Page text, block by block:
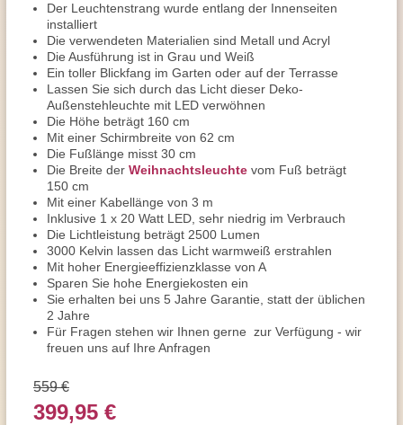
Der Leuchtenstrang wurde entlang der Innenseiten
installiert
Die verwendeten Materialien sind Metall und Acryl
Die Ausführung ist in Grau und Weiß
Ein toller Blickfang im Garten oder auf der Terrasse
Lassen Sie sich durch das Licht dieser Deko-
Außenstehleuchte mit LED verwöhnen
Die Höhe beträgt 160 cm
Mit einer Schirmbreite von 62 cm
Die Fußlänge misst 30 cm
Die Breite der Weihnachtsleuchte vom Fuß beträgt
150 cm
Mit einer Kabellänge von 3 m
Inklusive 1 x 20 Watt LED, sehr niedrig im Verbrauch
Die Lichtleistung beträgt 2500 Lumen
3000 Kelvin lassen das Licht warmweiß erstrahlen
Mit hoher Energieeffizienzklasse von A
Sparen Sie hohe Energiekosten ein
Sie erhalten bei uns 5 Jahre Garantie, statt der üblichen
2 Jahre
Für Fragen stehen wir Ihnen gerne zur Verfügung - wir
freuen uns auf Ihre Anfragen
559 €
399,95 €